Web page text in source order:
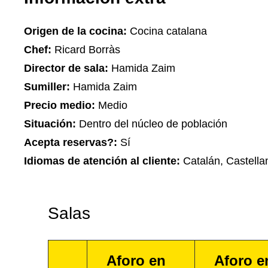
Origen de la cocina: Cocina catalana
Chef: Ricard Borràs
Director de sala: Hamida Zaim
Sumiller: Hamida Zaim
Precio medio: Medio
Situación: Dentro del núcleo de población
Acepta reservas?: Sí
Idiomas de atención al cliente: Catalán,
Salas
Aforo en
Aforo